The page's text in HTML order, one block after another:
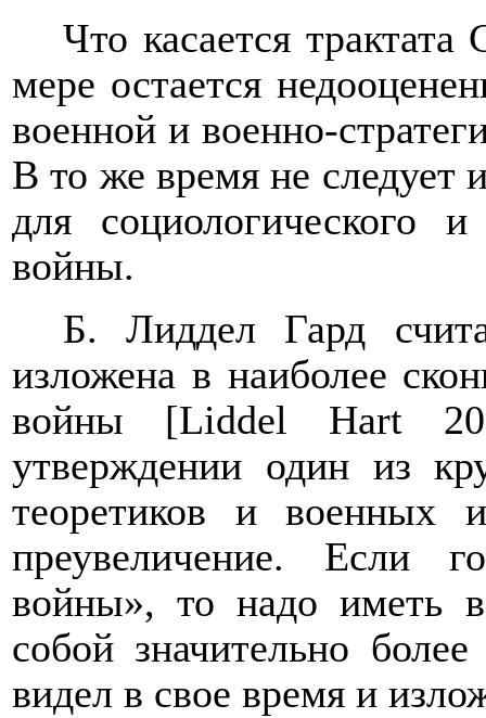
Что касается
мере остается
военной и военно-
В то же время не следует
для социологического
войны.
Б. Лиддел Гард
изложена в наиболее
войны [Liddel Hart
утверждении один из
теоретиков и военных
преувеличение. Если
войны», то надо иметь в
собой значительно
видел в свое время и